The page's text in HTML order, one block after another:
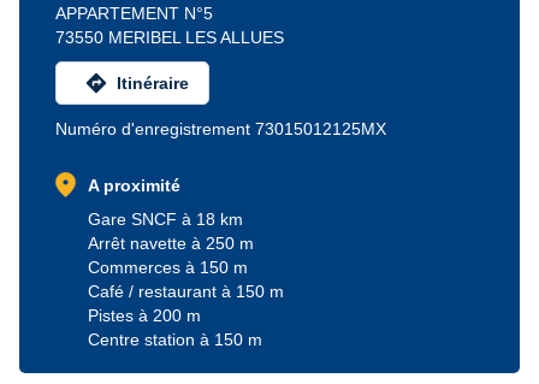
APPARTEMENT N°5
73550 MERIBEL LES ALLUES
directions Itinéraire
Numéro d'enregistrement 73015012125MX
location_on
A proximité
Gare SNCF à 18 km
Arrêt navette à 250 m
Commerces à 150 m
Café / restaurant à 150 m
Pistes à 200 m
Centre station à 150 m